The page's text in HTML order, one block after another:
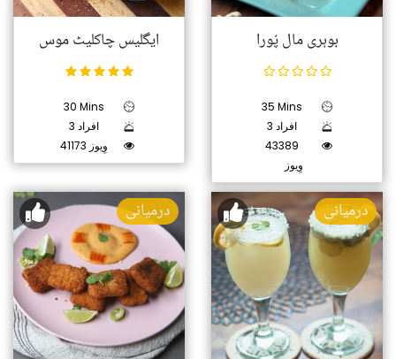
ایگلیس چاکلیٹ موس
30 Mins
3 افراد
41173 وِیوز
بوہری مال پُورا
35 Mins
3 افراد
43389
وِیوز
درمیانی درمیانی